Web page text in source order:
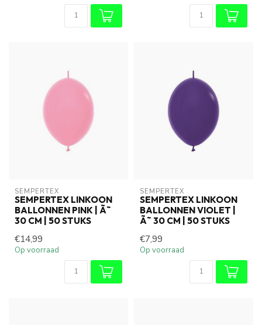
SEMPERTEX
SEMPERTEX LINKOON
BALLONNEN PINK | Ã˜
30 CM | 50 STUKS
€14,99
Op voorraad
SEMPERTEX
SEMPERTEX LINKOON
BALLONNEN VIOLET |
Ã˜ 30 CM | 50 STUKS
€7,99
Op voorraad